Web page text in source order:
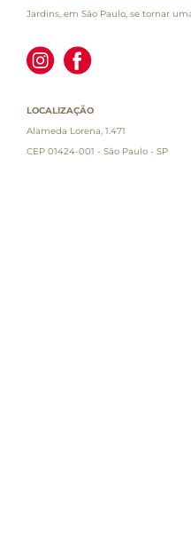
Jardins, em São Paulo, se tornar
LOCALIZAÇÃO
Alameda Lorena, 1.471
CEP 01424-001 - São Paulo - SP